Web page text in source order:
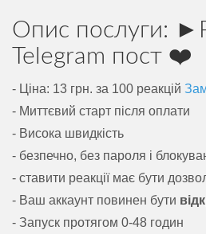
Опис послуги:
Telegram пост ❤️
- Ціна: 13 грн. за 100 реакцій
- Миттєвий старт після оплати
- Висока швидкість
- безпечно, без пароля і
- ставити реакції має бути
- Ваш аккаунт повинен бути
- Запуск протягом 0-48 годин